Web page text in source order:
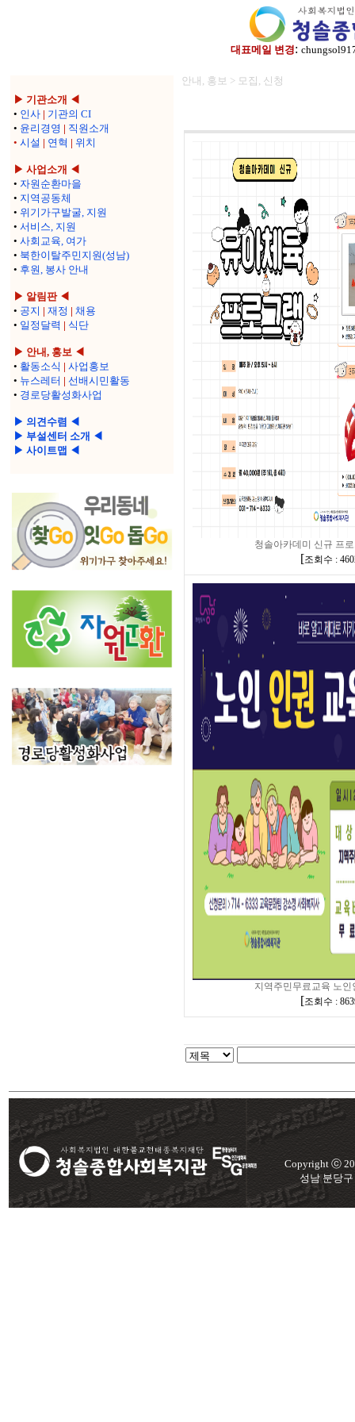
대표메일 변경:
▶ 기관소개 ◀
• 인사 | 기관의 CI
• 윤리경영 | 직원소개
• 시설 | 연혁 | 위치
▶ 사업소개 ◀
• 자원순환마을
• 지역공동체
• 위기가구발굴, 지원
• 서비스, 지원
• 사회교육, 여가
• 북한이탈주민지원(성남)
• 후원, 봉사 안내
▶ 알림판 ◀
• 공지 | 재정 | 채용
• 일정달력 | 식단
▶ 안내, 홍보 ◀
• 활동소식 | 사업홍보
• 뉴스레터 | 선배시민활동
• 경로당활성화사업
▶ 의견수렴 ◀
▶ 부설센터 소개 ◀
▶ 사이트맵 ◀
안내, 홍보 > 모집, 신청
청솔아카데미 신규 프
[조회수 :
지역주민무료교육 노인
[조회수 :
Copyright ⓒ
성남 분당구